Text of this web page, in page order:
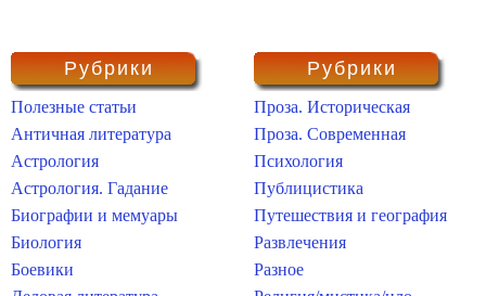
Рубрики
Полезные статьи
Античная литература
Астрология
Астрология. Гадание
Биографии и мемуары
Биология
Боевики
Рубрики
Проза. Историческая
Проза. Современная
Психология
Публицистика
Путешествия и география
Развлечения
Разное